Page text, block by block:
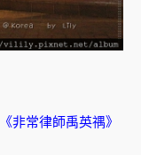
《非常律師禹英禑》